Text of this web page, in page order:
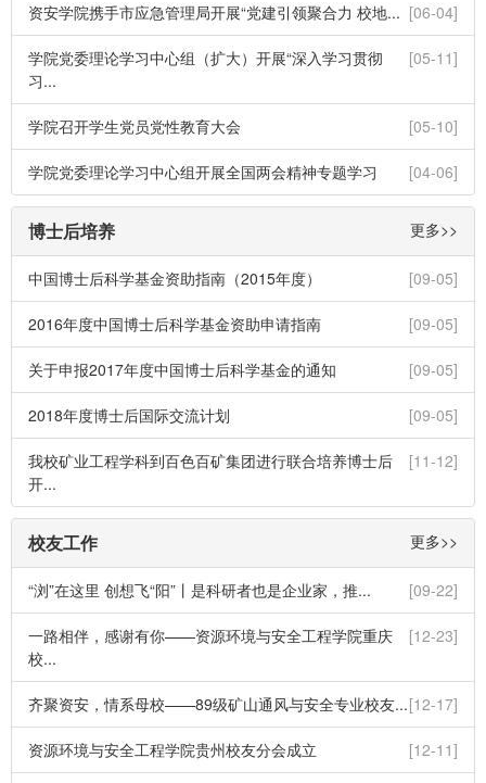
[06-04]
资安学院携手市应急管理局开展“党建引领聚合力 校地...
[05-11]
学院党委理论学习中心组（扩大）开展“深入学习贯彻
习...
[05-10]
学院召开学生党员党性教育大会
[04-06]
学院党委理论学习中心组开展全国两会精神专题学习
更多>>
博士后培养
[09-05]
中国博士后科学基金资助指南（2015年度）
[09-05]
2016年度中国博士后科学基金资助申请指南
[09-05]
关于申报2017年度中国博士后科学基金的通知
[09-05]
2018年度博士后国际交流计划
[11-12]
我校矿业工程学科到百色百矿集团进行联合培养博士后
开...
更多>>
校友工作
[09-22]
“浏”在这里 创想飞“阳”丨是科研者也是企业家，推...
[12-23]
一路相伴，感谢有你——资源环境与安全工程学院重庆
校...
[12-17]
齐聚资安，情系母校——89级矿山通风与安全专业校友...
[12-11]
资源环境与安全工程学院贵州校友分会成立